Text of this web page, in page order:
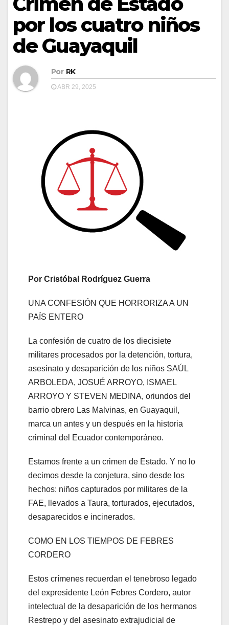
por los cuatro niños
de Guayaquil
Por RK
ABR 29, 2025
Por Cristóbal Rodríguez Guerra
UNA CONFESIÓN QUE HORRORIZA A UN
PAÍS ENTERO
La confesión de cuatro de los diecisiete
militares procesados por la detención, tortura,
asesinato y desaparición de los niños SAÚL
ARBOLEDA, JOSUÉ ARROYO, ISMAEL
ARROYO Y STEVEN MEDINA, oriundos del
barrio obrero Las Malvinas, en Guayaquil,
marca un antes y un después en la historia
criminal del Ecuador contemporáneo.
Estamos frente a un crimen de Estado. Y no lo
decimos desde la conjetura, sino desde los
hechos: niños capturados por militares de la
FAE, llevados a Taura, torturados, ejecutados,
desaparecidos e incinerados.
COMO EN LOS TIEMPOS DE FEBRES
CORDERO
Estos crímenes recuerdan el tenebroso legado
del expresidente León Febres Cordero, autor
intelectual de la desaparición de los hermanos
Restrepo y del asesinato extrajudicial de